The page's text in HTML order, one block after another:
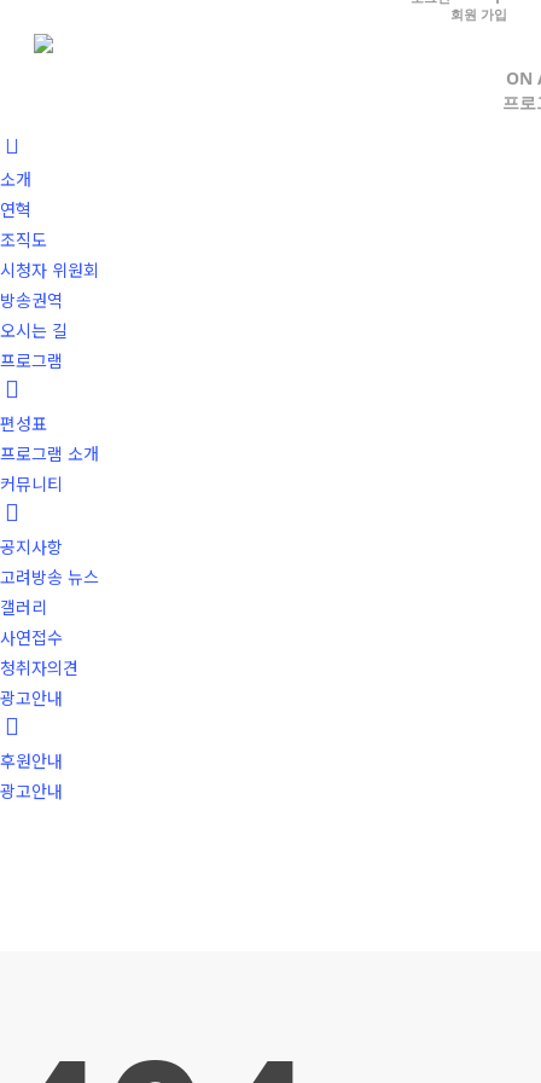
소개
연혁
조직도
시청자 위원회
방송권역
오시는 길
프로그램
편성표
프로그램 소개
커뮤니티
공지사항
고려방송 뉴스
갤러리
사연접수
청취자의견
광고안내
후원안내
광고안내
ON
프로
회원 가입